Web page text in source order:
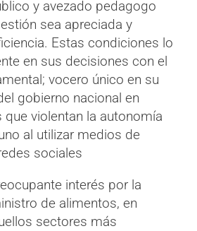
y avezado pedagogo
sea apreciada y
Estas condiciones lo
en sus decisiones con el
vocero único en su
gobierno nacional en
violentan la autonomía
al utilizar medios de
sociales
interés por la
de alimentos, en
sectores más